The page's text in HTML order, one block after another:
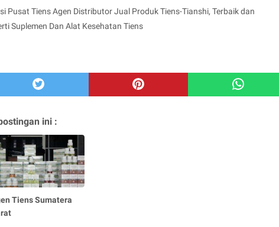
Pusat Tiens Agen Distributor Jual Produk Tiens-Tianshi, Terbaik dan
Suplemen Dan Alat Kesehatan Tiens
ini :
Tiens Sumatera